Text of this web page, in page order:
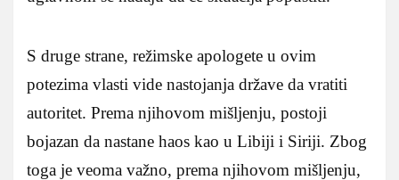
S druge strane, režimske apologete u ovim
potezima vlasti vide nastojanja države da vratiti
autoritet. Prema njihovom mišljenju, postoji
bojazan da nastane haos kao u Libiji i Siriji. Zbog
toga je veoma važno, prema njihovom mišljenju,